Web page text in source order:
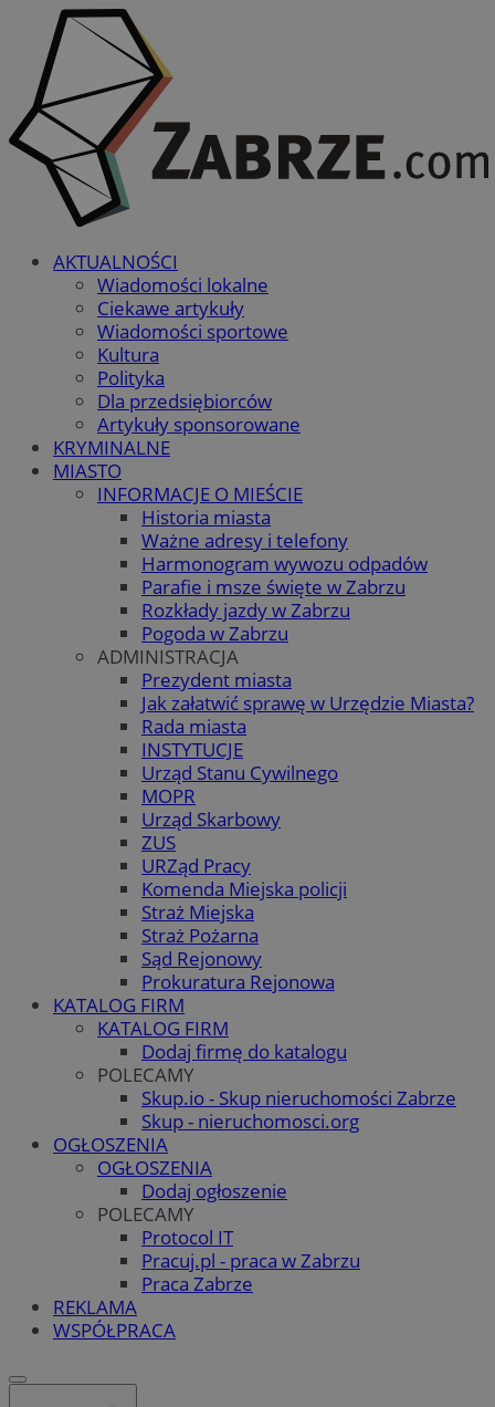
AKTUALNOŚCI
Wiadomości lokalne
Ciekawe artykuły
Wiadomości sportowe
Kultura
Polityka
Dla przedsiębiorców
Artykuły sponsorowane
KRYMINALNE
MIASTO
INFORMACJE O MIEŚCIE
Historia miasta
Ważne adresy i telefony
Harmonogram wywozu odpadów
Parafie i msze święte w Zabrzu
Rozkłady jazdy w Zabrzu
Pogoda w Zabrzu
ADMINISTRACJA
Prezydent miasta
Jak załatwić sprawę w Urzędzie Miasta?
Rada miasta
INSTYTUCJE
Urząd Stanu Cywilnego
MOPR
Urząd Skarbowy
ZUS
URZąd Pracy
Komenda Miejska policji
Straż Miejska
Straż Pożarna
Sąd Rejonowy
Prokuratura Rejonowa
KATALOG FIRM
KATALOG FIRM
Dodaj firmę do katalogu
POLECAMY
Skup.io - Skup nieruchomości Zabrze
Skup - nieruchomosci.org
OGŁOSZENIA
OGŁOSZENIA
Dodaj ogłoszenie
POLECAMY
Protocol IT
Pracuj.pl - praca w Zabrzu
Praca Zabrze
REKLAMA
WSPÓŁPRACA